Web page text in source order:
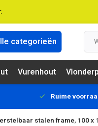
categorieën
Vurenhout
Ruime
stalen frame, 100 x